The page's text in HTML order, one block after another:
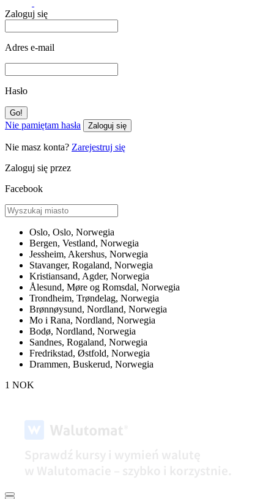
Zaloguj się
Adres e-mail
Hasło
Nie pamiętam hasła Zaloguj się
Nie masz konta? Zarejestruj się
Zaloguj się przez
Facebook
Oslo, Oslo, Norwegia
Bergen, Vestland, Norwegia
Jessheim, Akershus, Norwegia
Stavanger, Rogaland, Norwegia
Kristiansand, Agder, Norwegia
Ålesund, Møre og Romsdal, Norwegia
Trondheim, Trøndelag, Norwegia
Brønnøysund, Nordland, Norwegia
Mo i Rana, Nordland, Norwegia
Bodø, Nordland, Norwegia
Sandnes, Rogaland, Norwegia
Fredrikstad, Østfold, Norwegia
Drammen, Buskerud, Norwegia
1 NOK